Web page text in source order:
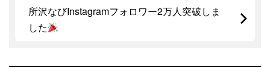
所沢なびInstagramフォロワー2万人突破しま
した